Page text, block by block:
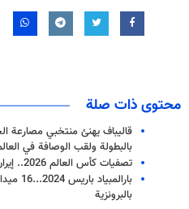
محتوى ذات صلة
قاليباف يهنئ منتخبي مصارعة
بالبطولة ولقب الوصافة في
تصفيات كأس العالم 2026.. إيران تفوز على قيرغيزستان
بالبرونزية